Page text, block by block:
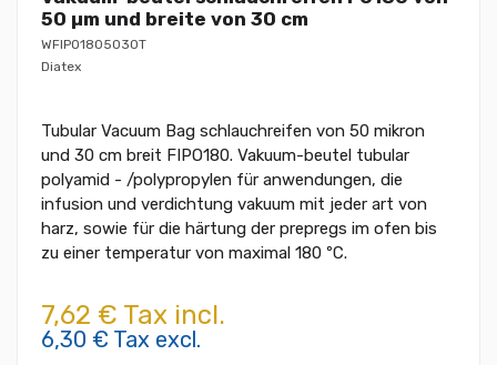
50 µm und breite von 30 cm
WFIPO1805030T
Diatex
Tubular Vacuum Bag schlauchreifen von 50 mikron
und 30 cm breit FIPO180. Vakuum-beutel tubular
polyamid - /polypropylen für anwendungen, die
infusion und verdichtung vakuum mit jeder art von
harz, sowie für die härtung der prepregs im ofen bis
zu einer temperatur von maximal 180 ºC.
7,62 € Tax incl.
6,30 € Tax excl.